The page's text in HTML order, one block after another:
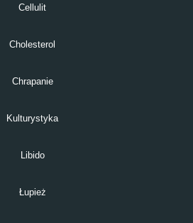
Cellulit
Cholesterol
Chrapanie
Kulturystyka
Libido
Łupież